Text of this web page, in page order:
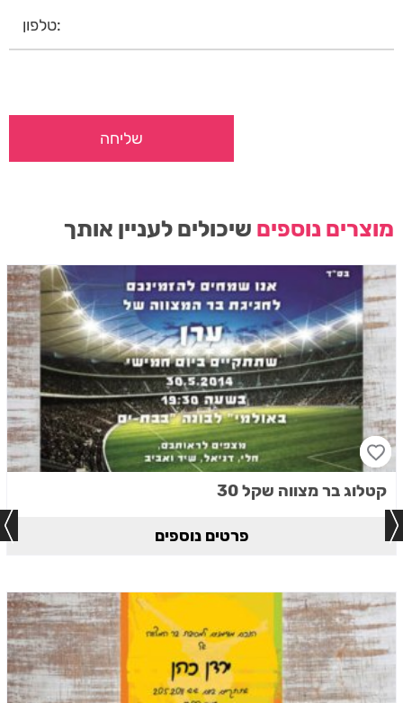
מוצרים נוספים שיכולים לעניין אותך
קטלוג בר מצווה שקל 30
פרטים נוספים